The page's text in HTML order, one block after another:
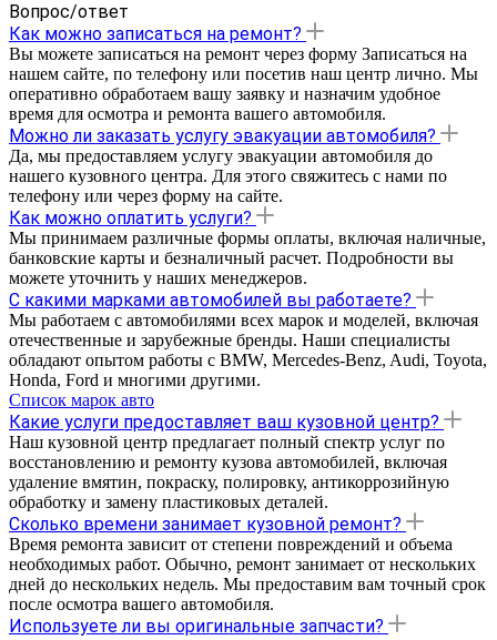
Вопрос/ответ
Как можно записаться на ремонт?
Вы можете записаться на ремонт через форму Записаться на
нашем сайте, по телефону или посетив наш центр лично. Мы
оперативно обработаем вашу заявку и назначим удобное
время для осмотра и ремонта вашего автомобиля.
Можно ли заказать услугу эвакуации автомобиля?
Да, мы предоставляем услугу эвакуации автомобиля до
нашего кузовного центра. Для этого свяжитесь с нами по
телефону или через форму на сайте.
Как можно оплатить услуги?
Мы принимаем различные формы оплаты, включая наличные,
банковские карты и безналичный расчет. Подробности вы
можете уточнить у наших менеджеров.
С какими марками автомобилей вы работаете?
Мы работаем с автомобилями всех марок и моделей, включая
отечественные и зарубежные бренды. Наши специалисты
обладают опытом работы с BMW, Mercedes-Benz, Audi, Toyota,
Honda, Ford и многими другими.
Список марок авто
Какие услуги предоставляет ваш кузовной центр?
Наш кузовной центр предлагает полный спектр услуг по
восстановлению и ремонту кузова автомобилей, включая
удаление вмятин, покраску, полировку, антикоррозийную
обработку и замену пластиковых деталей.
Сколько времени занимает кузовной ремонт?
Время ремонта зависит от степени повреждений и объема
необходимых работ. Обычно, ремонт занимает от нескольких
дней до нескольких недель. Мы предоставим вам точный срок
после осмотра вашего автомобиля.
Используете ли вы оригинальные запчасти?